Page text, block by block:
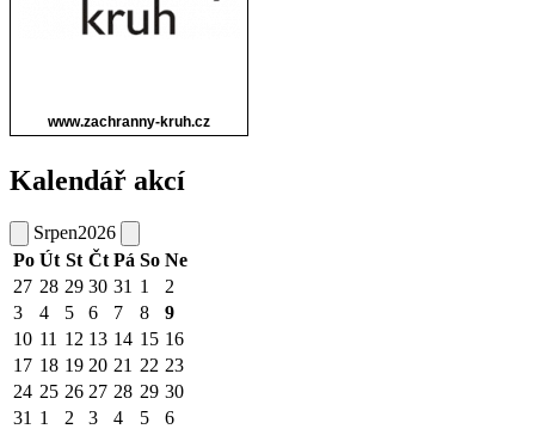
Kalendář akcí
Srpen2026
Po Út St Čt Pá So Ne
27 28 29 30 31 1
2
3
4 5 6 7 8
9
10 11 12 13 14 15 16
17 18 19 20 21 22 23
24 25 26 27 28 29 30
31 1 2 3 4 5 6